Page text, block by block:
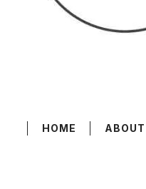
HOME ABOUT